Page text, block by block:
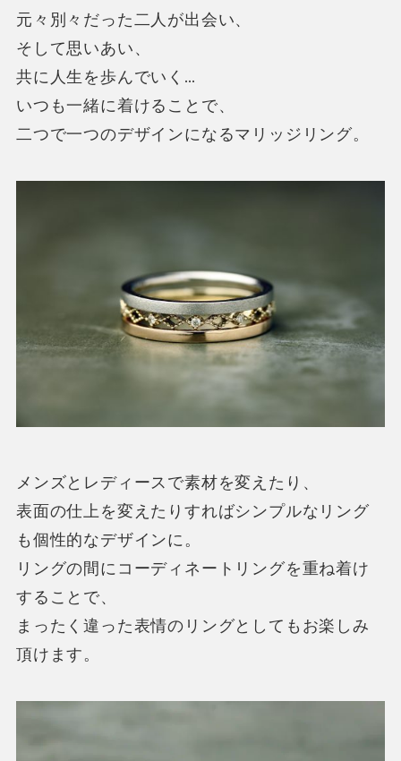
元々別々だった二人が出会い、
そして思いあい、
共に人生を歩んでいく…
いつも一緒に着けることで、
二つで一つのデザインになるマリッジリング。
メンズとレディースで素材を変えたり、
表面の仕上を変えたりすればシンプルなリング
も個性的なデザインに。
リングの間にコーディネートリングを重ね着け
することで、
まったく違った表情のリングとしてもお楽しみ
頂けます。